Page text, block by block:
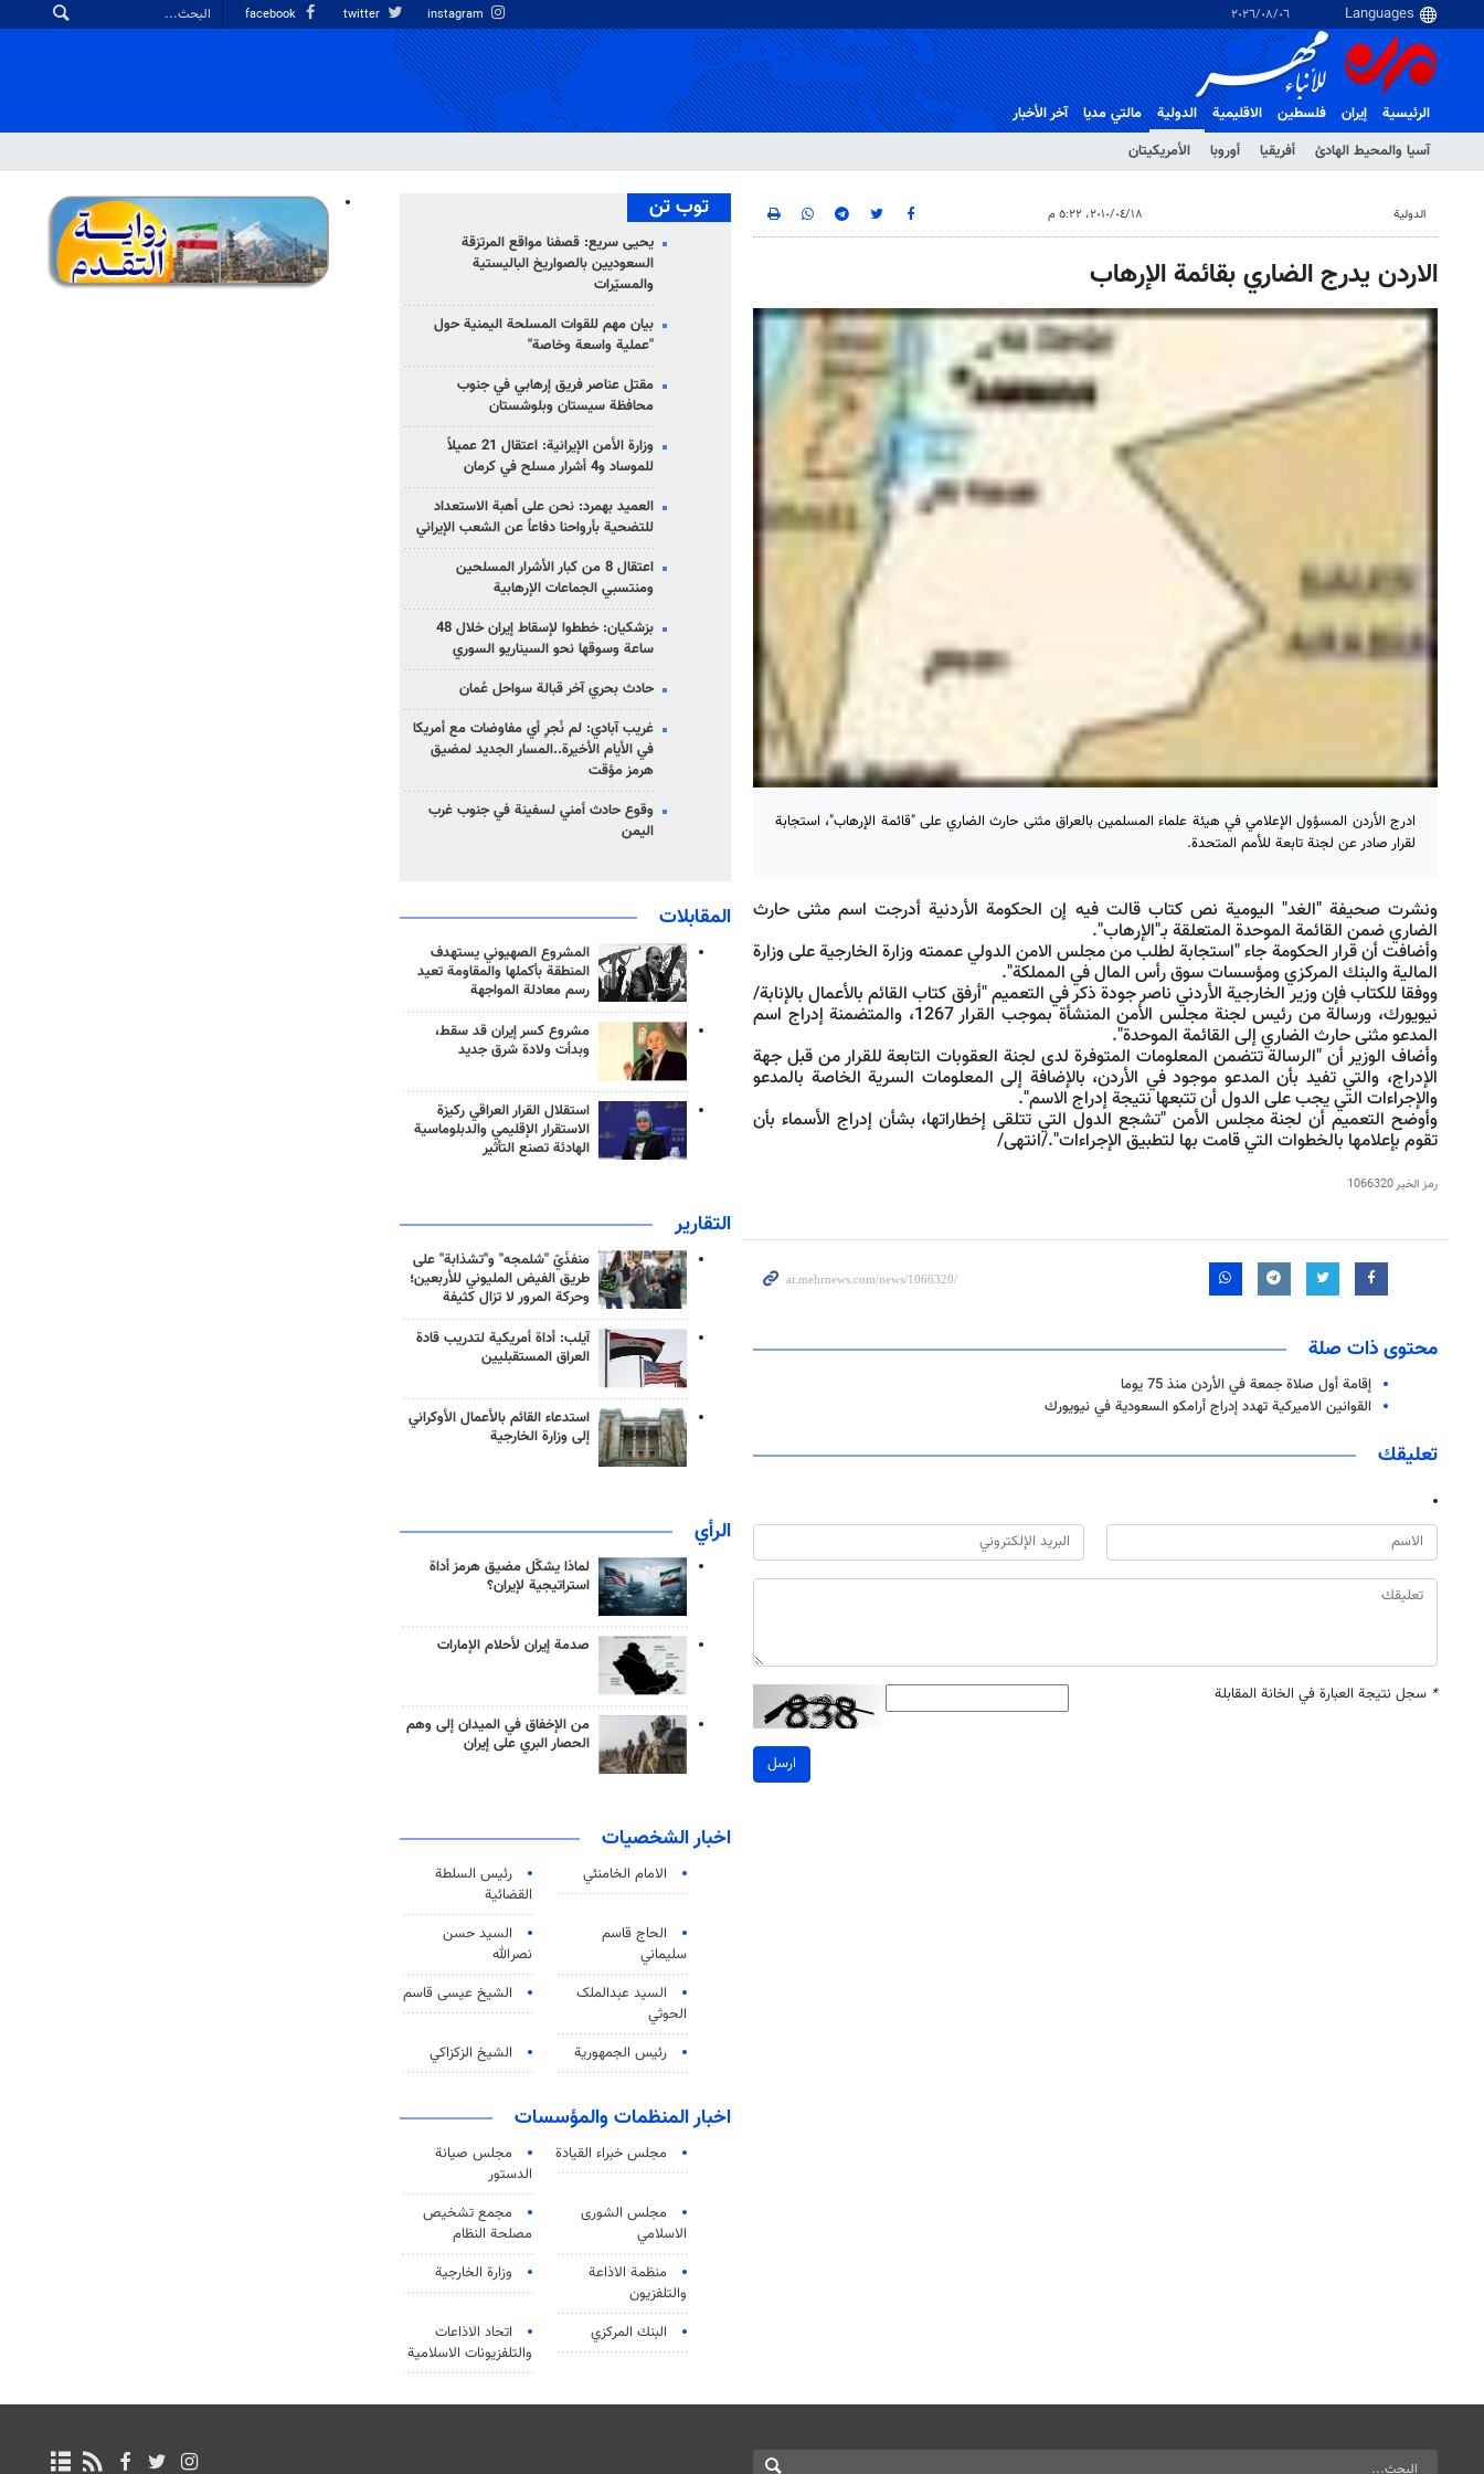
٠٦‏/٠٨‏/٢٠٢٦
الرئيسية إيران فلسطین الاقلیمیة
الدولية
آسيا والمحيط الهادئ
أفريقيا أوروبا الأمريكيتان
مالتي مدیا آخر الأخبار
الدولية ١٨‏/٠٤‏/٢٠١٠، ٥:٢٢ م
الاردن يدرج الضاري بقائمة الإرهاب
ادرج الأردن المسؤول الإعلامي في هيئة علماء المسلمين بالعراق مثنى حارث الضاري على "قائمة الإرهاب"، استجابة
لقرار صادر عن لجنة تابعة للأمم المتحدة.
ونشرت صحيفة "الغد" اليومية نص كتاب قالت فيه إن الحكومة الأردنية أدرجت اسم مثنى حارث
الضاري ضمن القائمة الموحدة المتعلقة بـ"الإرهاب".
وأضافت أن قرار الحكومة جاء "استجابة لطلب من مجلس الامن الدولي عممته وزارة الخارجية على وزارة
المالية والبنك المركزي ومؤسسات سوق رأس المال في المملكة".
ووفقا للكتاب فإن وزير الخارجية الأردني ناصر جودة ذكر في التعميم "أرفق كتاب القائم بالأعمال بالإنابة/
نيويورك، ورسالة من رئيس لجنة مجلس الأمن المنشأة بموجب القرار 1267، والمتضمنة إدراج اسم
المدعو مثنى حارث الضاري إلى القائمة الموحدة".
وأضاف الوزير أن "الرسالة تتضمن المعلومات المتوفرة لدى لجنة العقوبات التابعة للقرار من قبل جهة
الإدراج، والتي تفيد بأن المدعو موجود في الأردن، بالإضافة إلى المعلومات السرية الخاصة بالمدعو
والإجراءات التي يجب على الدول أن تتبعها نتيجة إدراج الاسم".
وأوضح التعميم أن لجنة مجلس الأمن "تشجع الدول التي تتلقى إخطاراتها، بشأن إدراج الأسماء بأن
تقوم بإعلامها بالخطوات التي قامت بها لتطبيق الإجراءات"./انتهى/
رمز الخبر1066320
محتوى ذات صلة
إقامة أول صلاة جمعة في الأردن منذ 75 يوما
القوانين الاميركية تهدد إدراج أرامكو السعودية في نيويورك
تعليقك
* سجل نتيجة العبارة في الخانة المقابلة
ارسل
توب تن
يحيى سريع: قصفنا مواقع المرتزقة
السعوديين بالصواريخ الباليستية
والمسيّرات
بيان مهم للقوات المسلحة اليمنية حول
"عملية واسعة وخاصة"
مقتل عناصر فريق إرهابي في جنوب
محافظة سيستان وبلوشستان
وزارة الأمن الإيرانية: اعتقال 21 عميلاً
للموساد و4 أشرار مسلح في كرمان
العميد بهمرد: نحن على أهبة الاستعداد
للتضحية بأرواحنا دفاعاً عن الشعب الإيراني
اعتقال 8 من كبار الأشرار المسلحين
ومنتسبي الجماعات الإرهابية
بزشكيان: خططوا لإسقاط إيران خلال 48
ساعة وسوقها نحو السيناريو السوري
حادث بحري آخر قبالة سواحل عُمان
غريب آبادي: لم نُجرِ أي مفاوضات مع أمريكا
في الأيام الأخيرة..المسار الجديد لمضيق
هرمز مؤقت
وقوع حادث أمني لسفينة في جنوب غرب
اليمن
المقابلات
المشروع الصهيوني يستهدف
المنطقة بأكملها والمقاومة تعيد
رسم معادلة المواجهة
مشروع كسر إيران قد سقط،
وبدأت ولادة شرق جديد
استقلال القرار العراقي ركيزة
الاستقرار الإقليمي والدبلوماسية
الهادئة تصنع التأثير
التقارير
منفذَيّ "شلمجه" و"تشذابة" على
طريق الفيض المليوني للأربعين؛
وحركة المرور لا تزال كثيفة
آيلب: أداة أمريكية لتدريب قادة
العراق المستقبليين
استدعاء القائم بالأعمال الأوكراني
إلى وزارة الخارجية
الرأي
لماذا يشكّل مضيق هرمز أداة
استراتيجية لإيران؟
صدمة إيران لأحلام الإمارات
من الإخفاق في الميدان إلى وهم
الحصار البري على إيران
اخبار الشخصيات
الامام الخامنئي
رئیس السلطة
القضائیة
الحاج قاسم
سليماني
السيد حسن
نصرالله
السید عبدالملک
الحوثي
الشيخ عيسى قاسم
رئيس الجمهورية الشيخ الزكزاكي
اخبار المنظمات والمؤسسات
مجلس خبراء القيادة
مجلس صيانة
الدستور
مجلس الشورى
الاسلامي
مجمع تشخيص
مصلحة النظام
منظمة الاذاعة
والتلفزیون
وزارة الخارجية
البنك المركزي
اتحاد الاذاعات
والتلفزيونات الاسلامية